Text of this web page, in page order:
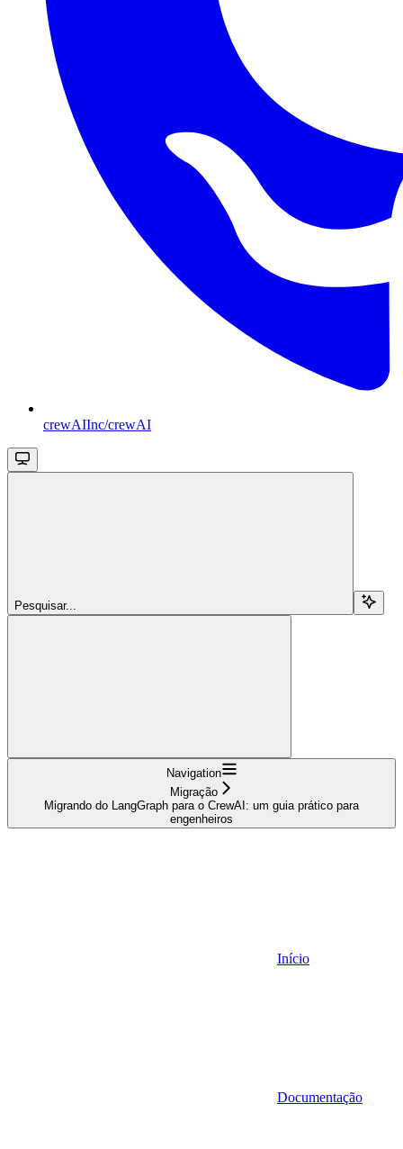
crewAIInc/crewAI
Pesquisar...
Navigation
Migração
Migrando do LangGraph para o CrewAI: um guia prático para
engenheiros
Início
Documentação